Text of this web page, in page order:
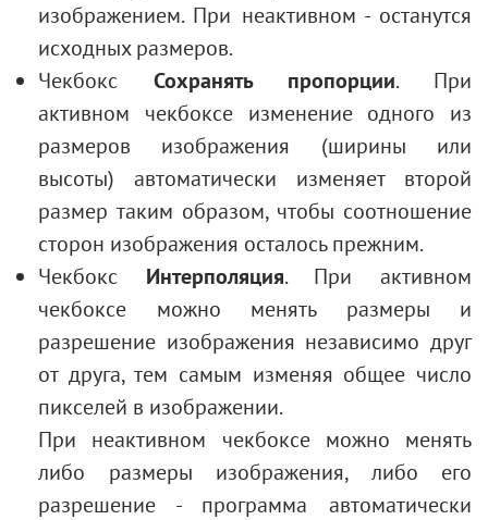
изображением. При неактивном - останутся
исходных размеров.
Чекбокс Сохранять пропорции. При
активном чекбоксе изменение одного из
размеров изображения (ширины или
высоты) автоматически изменяет второй
размер таким образом, чтобы соотношение
сторон изображения осталось прежним.
Чекбокс Интерполяция. При активном
чекбоксе можно менять размеры и
разрешение изображения независимо друг
от друга, тем самым изменяя общее число
пикселей в изображении.
При неактивном чекбоксе можно менять
либо размеры изображения, либо его
разрешение - программа автоматически